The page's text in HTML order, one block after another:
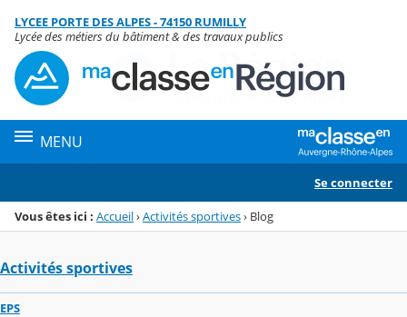
Menu de la rubrique
Contenu
LYCEE PORTE DES ALPES - 74150 RUMILLY
Lycée des métiers du bâtiment & des travaux publics
MENU
Se connecter
Vous êtes ici : Accueil›Activités sportives› Blog
Activités sportives
EPS